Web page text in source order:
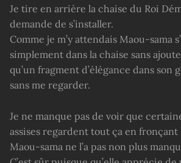
Je tire en arrière la chaise du Roi
demande de s’installer.
Comme je m’y attendais Maou-sama
simplement dans la chaise sans
qu’un fragment d’élégance dans son
sans me regarder.
Je ne manque pas de voir que
assises regardent tout ça en fronçant
Maou-sama ne l’a pas non plus